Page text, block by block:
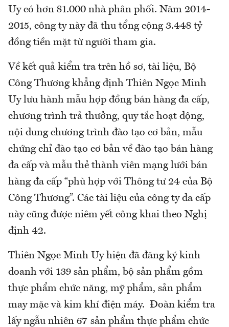
Uy có hơn 81.000 nhà phân phối. Năm 2014-
2015, công ty này đã thu tổng cộng 3.448 tỷ
đồng tiền mặt từ người tham gia.
Về kết quả kiểm tra trên hồ sơ, tài liệu, Bộ
Công Thương khẳng định Thiên Ngọc Minh
Uy lưu hành mẫu hợp đồng bán hàng đa cấp,
chương trình trả thưởng, quy tắc hoạt động,
nội dung chương trình đào tạo cơ bản, mẫu
chứng chỉ đào tạo cơ bản về đào tạo bán hàng
đa cấp và mẫu thẻ thành viên mạng lưới bán
hàng đa cấp “phù hợp với Thông tư 24 của Bộ
Công Thương”. Các tài liệu của công ty đa cấp
này cũng được niêm yết công khai theo Nghị
định 42.
Thiên Ngọc Minh Uy hiện đã đăng ký kinh
doanh với 139 sản phẩm, bộ sản phẩm gồm
thực phẩm chức năng, mỹ phẩm, sản phẩm
may mặc và kim khí điện máy. Đoàn kiểm tra
lấy ngẫu nhiên 67 sản phẩm thực phẩm chức